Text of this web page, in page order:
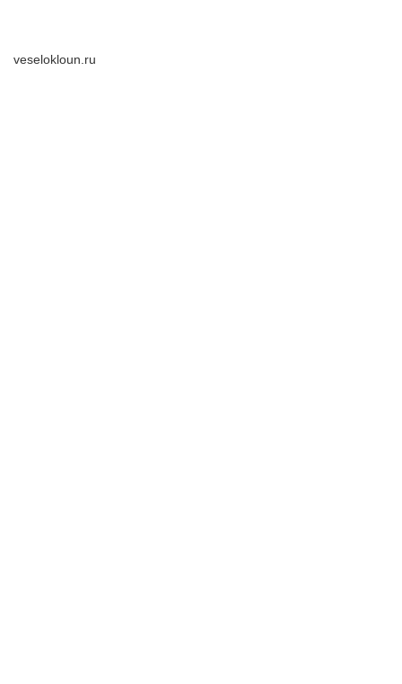
veselokloun.ru